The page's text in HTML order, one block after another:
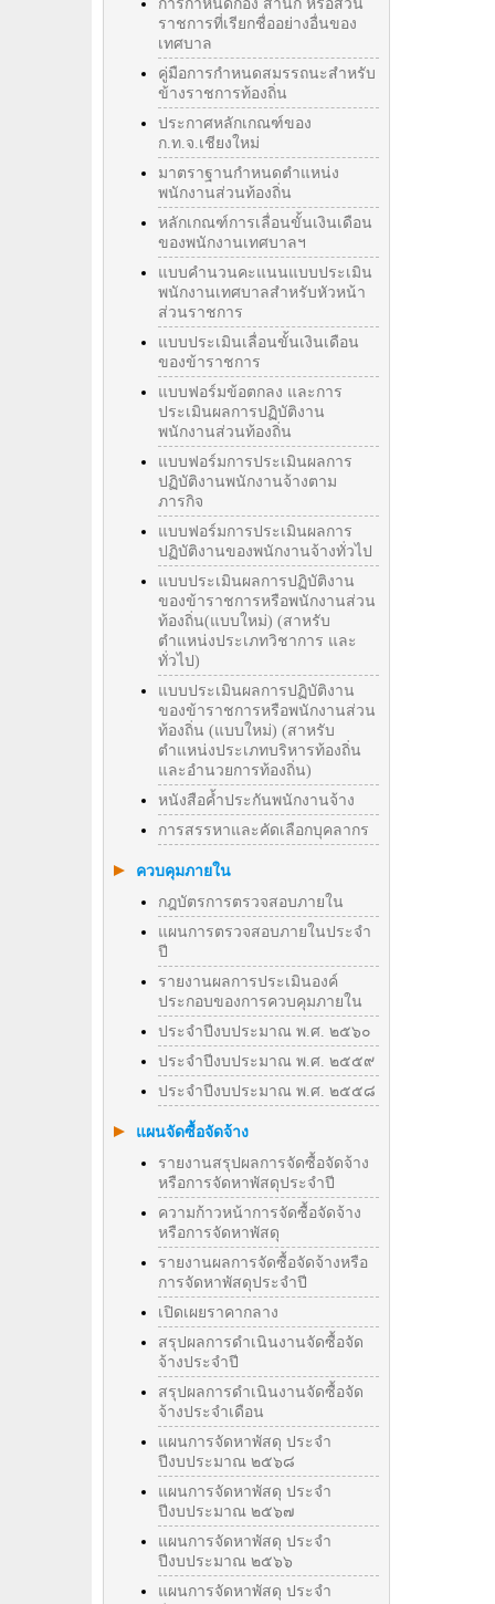
การกำหนดกอง สำนัก หรือส่วน
ราชการที่เรียกชื่ออย่างอื่นของ
เทศบาล
คู่มือการกำหนดสมรรถนะสำหรับ
ข้างราชการท้องถิ่น
ประกาศหลักเกณฑ์ของ
ก.ท.จ.เชียงใหม่
มาตราฐานกำหนดตำแหน่ง
พนักงานส่วนท้องถิ่น
หลักเกณฑ์การเลื่อนขั้นเงินเดือน
ของพนักงานเทศบาลฯ
แบบคำนวนคะแนนแบบประเมิน
พนักงานเทศบาลสำหรับหัวหน้า
ส่วนราชการ
แบบประเมินเลื่อนขั้นเงินเดือน
ของข้าราชการ
แบบฟอร์มข้อตกลง และการ
ประเมินผลการปฏิบัติงาน
พนักงานส่วนท้องถิ่น
แบบฟอร์มการประเมินผลการ
ปฏิบัติงานพนักงานจ้างตาม
ภารกิจ
แบบฟอร์มการประเมินผลการ
ปฏิบัติงานของพนักงานจ้างทั่วไป
แบบประเมินผลการปฏิบัติงาน
ของข้าราชการหรือพนักงานส่วน
ท้องถิ่น(แบบใหม่) (สาหรับ
ตำแหน่งประเภทวิชาการ และ
ทั่วไป)
แบบประเมินผลการปฏิบัติงาน
ของข้าราชการหรือพนักงานส่วน
ท้องถิ่น (แบบใหม่) (สาหรับ
ตำแหน่งประเภทบริหารท้องถิ่น
และอำนวยการท้องถิ่น)
หนังสือค้ำประกันพนักงานจ้าง
การสรรหาและคัดเลือกบุคลากร
ควบคุมภายใน
กฎบัตรการตรวจสอบภายใน
แผนการตรวจสอบภายในประจำ
ปี
รายงานผลการประเมินองค์
ประกอบของการควบคุมภายใน
ประจำปีงบประมาณ พ.ศ. ๒๕๖๐
ประจำปีงบประมาณ พ.ศ. ๒๕๕๙
ประจำปีงบประมาณ พ.ศ. ๒๕๕๘
แผนจัดซื้อจัดจ้าง
รายงานสรุปผลการจัดซื้อจัดจ้าง
หรือการจัดหาพัสดุประจำปี
ความก้าวหน้าการจัดซื้อจัดจ้าง
หรือการจัดหาพัสดุ
รายงานผลการจัดซื้อจัดจ้างหรือ
การจัดหาพัสดุประจําปี
เปิดเผยราคากลาง
สรุปผลการดำเนินงานจัดซื้อจัด
จ้างประจำปี
สรุปผลการดำเนินงานจัดซื้อจัด
จ้างประจำเดือน
แผนการจัดหาพัสดุ ประจำ
ปีงบประมาณ ๒๕๖๘
แผนการจัดหาพัสดุ ประจำ
ปีงบประมาณ ๒๕๖๗
แผนการจัดหาพัสดุ ประจำ
ปีงบประมาณ ๒๕๖๖
แผนการจัดหาพัสดุ ประจำ